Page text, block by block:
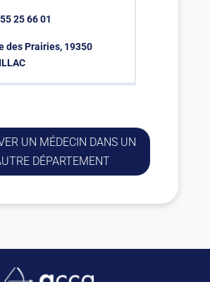
25 66 01
des Prairies, 19350
UN MÉDECIN DANS UN
DÉPARTEMENT